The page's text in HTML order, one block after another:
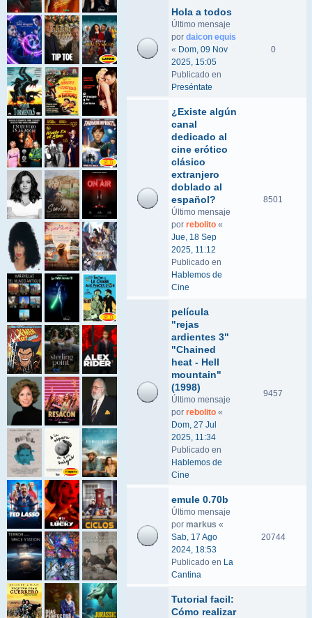
Hola a todos
Último mensaje
por daicon equis
« Dom, 09 Nov
2025, 15:05
Publicado en
Preséntate
0
¿Existe algún
canal
dedicado al
cine erótico
clásico
extranjero
doblado al
español?
Último mensaje
por rebolito «
Jue, 18 Sep
2025, 11:12
Publicado en
Hablemos de
Cine
8501
película
"rejas
ardientes 3"
"Chained
heat - Hell
mountain"
(1998)
Último mensaje
por rebolito «
Dom, 27 Jul
2025, 11:34
Publicado en
Hablemos de
Cine
9457
emule 0.70b
Último mensaje
por markus «
Sab, 17 Ago
2024, 18:53
Publicado en La
Cantina
20744
Tutorial facil:
Cómo realizar